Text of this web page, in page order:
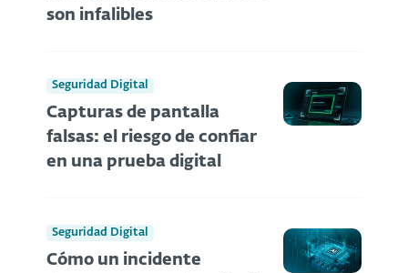
son infalibles
Seguridad Digital
Capturas de pantalla
falsas: el riesgo de confiar
en una prueba digital
Seguridad Digital
Cómo un incidente